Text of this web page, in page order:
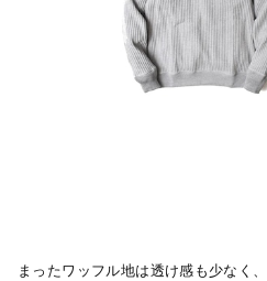
ヘビーウェイトのワッフル地を使っ
まったワッフル地は透け感も少なく